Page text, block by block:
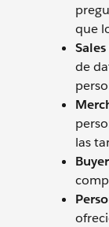
que
de
las